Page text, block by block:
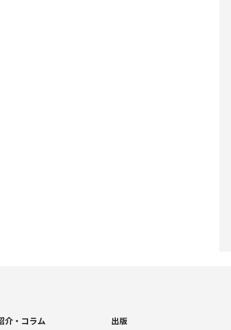
介・コラム
出版